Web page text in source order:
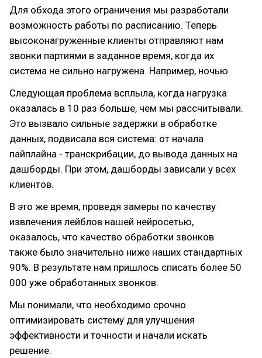
Для обхода этого ограничения мы разработали
возможность работы по расписанию. Теперь
высоконагруженные клиенты отправляют нам
звонки партиями в заданное время, когда их
система не сильно нагружена. Например, ночью.
Следующая проблема всплыла, когда нагрузка
оказалась в 10 раз больше, чем мы рассчитывали.
Это вызвало сильные задержки в обработке
данных, подвисала вся система: от начала
пайплайна - транскрибации, до вывода данных на
дашборды. При этом, дашборды зависали у всех
клиентов.
В это же время, проведя замеры по качеству
извлечения лейблов нашей нейросетью,
оказалось, что качество обработки звонков
также было значительно ниже наших стандартных
90%. В результате нам пришлось списать более 50
000 уже обработанных звонков.
Мы понимали, что необходимо срочно
оптимизировать систему для улучшения
эффективности и точности и начали искать
решение.